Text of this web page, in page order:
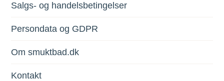
Salgs- og handelsbetingelser
Persondata og GDPR
Om smuktbad.dk
Kontakt